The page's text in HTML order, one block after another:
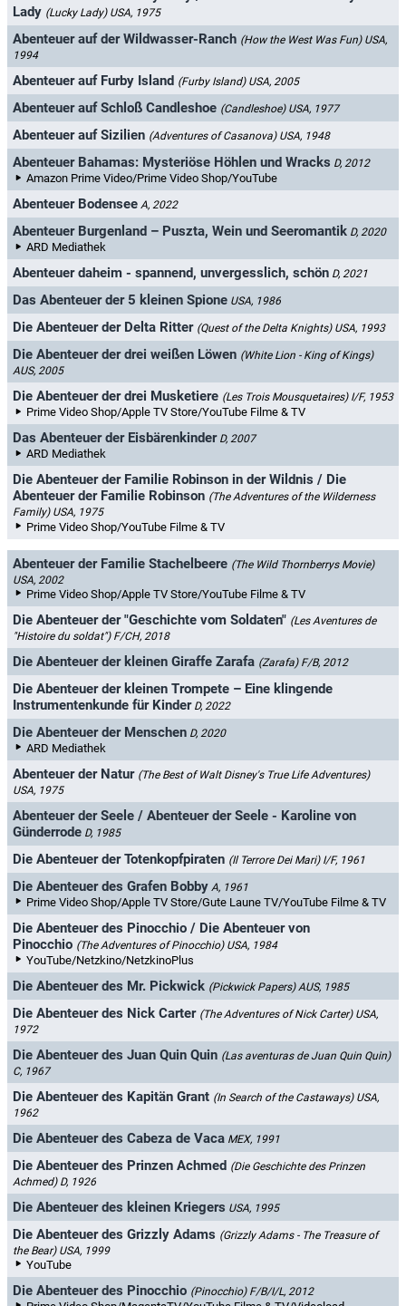
Lady (Lucky Lady) USA, 1975
Abenteuer auf der Wildwasser-Ranch (How the West Was Fun) USA,
1994
Abenteuer auf Furby Island (Furby Island) USA, 2005
Abenteuer auf Schloß Candleshoe (Candleshoe) USA, 1977
Abenteuer auf Sizilien (Adventures of Casanova) USA, 1948
Abenteuer Bahamas: Mysteriöse Höhlen und Wracks D, 2012
Amazon Prime Video/Prime Video Shop/YouTube
Abenteuer Bodensee A, 2022
Abenteuer Burgenland – Puszta, Wein und Seeromantik D, 2020
ARD Mediathek
Abenteuer daheim - spannend, unvergesslich, schön D, 2021
Das Abenteuer der 5 kleinen Spione USA, 1986
Die Abenteuer der Delta Ritter (Quest of the Delta Knights) USA, 1993
Die Abenteuer der drei weißen Löwen (White Lion - King of Kings)
AUS, 2005
Die Abenteuer der drei Musketiere (Les Trois Mousquetaires) I/F, 1953
Prime Video Shop/Apple TV Store/YouTube Filme & TV
Das Abenteuer der Eisbärenkinder D, 2007
ARD Mediathek
Die Abenteuer der Familie Robinson in der Wildnis / Die
Abenteuer der Familie Robinson (The Adventures of the Wilderness
Family) USA, 1975
Prime Video Shop/YouTube Filme & TV
Abenteuer der Familie Stachelbeere (The Wild Thornberrys Movie)
USA, 2002
Prime Video Shop/Apple TV Store/YouTube Filme & TV
Die Abenteuer der "Geschichte vom Soldaten" (Les Aventures de
"Histoire du soldat") F/CH, 2018
Die Abenteuer der kleinen Giraffe Zarafa (Zarafa) F/B, 2012
Die Abenteuer der kleinen Trompete – Eine klingende
Instrumentenkunde für Kinder D, 2022
Die Abenteuer der Menschen D, 2020
ARD Mediathek
Abenteuer der Natur (The Best of Walt Disney's True Life Adventures)
USA, 1975
Abenteuer der Seele / Abenteuer der Seele - Karoline von
Günderrode D, 1985
Die Abenteuer der Totenkopfpiraten (Il Terrore Dei Mari) I/F, 1961
Die Abenteuer des Grafen Bobby A, 1961
Prime Video Shop/Apple TV Store/Gute Laune TV/YouTube Filme & TV
Die Abenteuer des Pinocchio / Die Abenteuer von
Pinocchio (The Adventures of Pinocchio) USA, 1984
YouTube/Netzkino/NetzkinoPlus
Die Abenteuer des Mr. Pickwick (Pickwick Papers) AUS, 1985
Die Abenteuer des Nick Carter (The Adventures of Nick Carter) USA,
1972
Die Abenteuer des Juan Quin Quin (Las aventuras de Juan Quin Quin)
C, 1967
Die Abenteuer des Kapitän Grant (In Search of the Castaways) USA,
1962
Die Abenteuer des Cabeza de Vaca MEX, 1991
Die Abenteuer des Prinzen Achmed (Die Geschichte des Prinzen
Achmed) D, 1926
Die Abenteuer des kleinen Kriegers USA, 1995
Die Abenteuer des Grizzly Adams (Grizzly Adams - The Treasure of
the Bear) USA, 1999
YouTube
Die Abenteuer des Pinocchio (Pinocchio) F/B/I/L, 2012